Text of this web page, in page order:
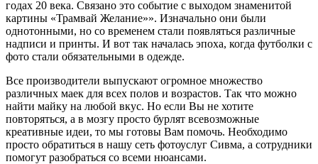
годах 20 века. Связано это событие с выходом знаменитой
картины «Трамвай Желание»». Изначально они были
однотонными, но со временем стали появляться различные
надписи и принты. И вот так началась эпоха, когда футболки с
фото стали обязательными в одежде.
Все производители выпускают огромное множество
различных маек для всех полов и возрастов. Так что можно
найти майку на любой вкус. Но если Вы не хотите
повторяться, а в мозгу просто бурлят всевозможные
креативные идеи, то мы готовы Вам помочь. Необходимо
просто обратиться в нашу сеть фотоуслуг Сивма, а сотрудники
помогут разобраться со всеми нюансами.